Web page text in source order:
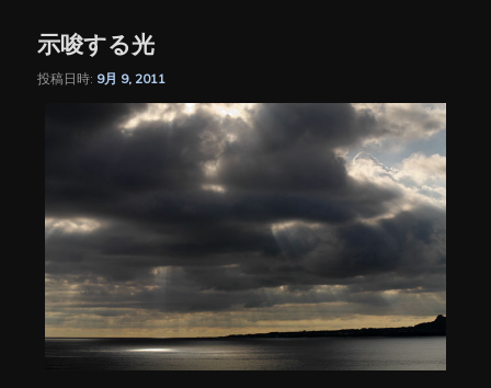
示唆する光
投稿日時: 9月 9, 2011